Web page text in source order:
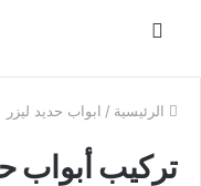
الرئيسية / ابواب حديد ليزر
تركيب أبواب